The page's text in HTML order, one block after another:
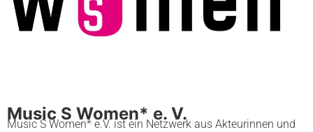
Music S Women* e. V.
Music S Women* e.V. ist ein Netzwerk aus Akteurinnen und